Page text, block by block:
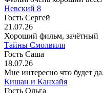
Невский 8
Гость Сергей
21.07.26
Хороший фильм, зачётный
Тайны Смолвиля
Гость Саша
18.07.26
Мне интересно что будет
Кишан и Канхайя
Гость Ольга